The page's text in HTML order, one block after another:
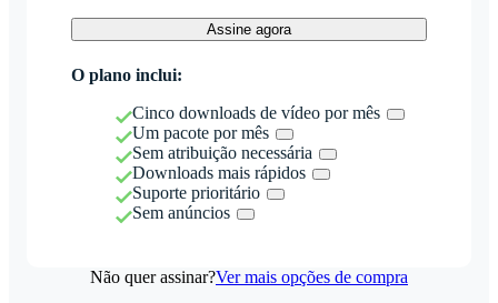
Assine agora
O plano inclui:
Cinco downloads de vídeo por mês
Um pacote por mês
Sem atribuição necessária
Downloads mais rápidos
Suporte prioritário
Sem anúncios
Não quer assinar?Ver mais opções de compra